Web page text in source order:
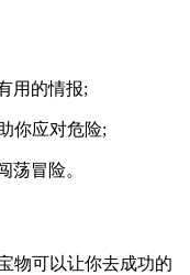
用的情报;
你应对危险;
荡冒险。
物可以让你去成功的